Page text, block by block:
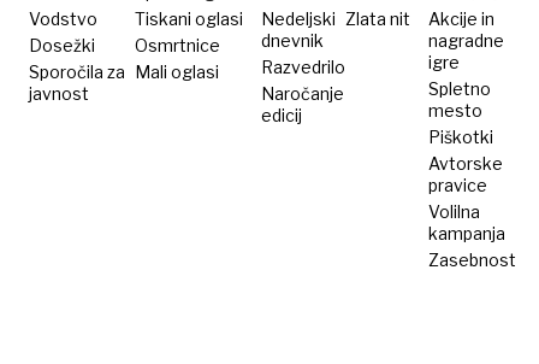
Vodstvo
Dosežki
Sporočila za
javnost
Tiskani oglasi
Osmrtnice
Mali oglasi
Nedeljski
dnevnik
Razvedrilo
Naročanje
edicij
Zlata nit
Akcije in
nagradne
igre
Spletno
mesto
Piškotki
Avtorske
pravice
Volilna
kampanja
Zasebnost